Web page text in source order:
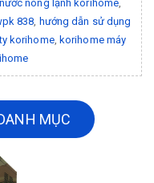
nóng lạnh korihome,
838, hướng dẫn sử dụng
korihome, korihome máy
MỤC